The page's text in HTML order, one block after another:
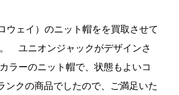
ウェイ）のニット帽をを買取させて
ユニオンジャックがデザインさ
ラーのニット帽で、状態もよいコ
ンクの商品でしたので、ご満足いた